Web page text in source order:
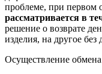
проблеме, при первом
рассматривается в
решение о возврате
изделия, на другое без
Осуществление обмена